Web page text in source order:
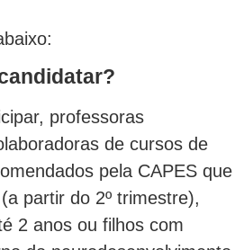
professoras
de cursos de
pela CAPES que
partir do 2º trimestre),
2 anos ou filhos com